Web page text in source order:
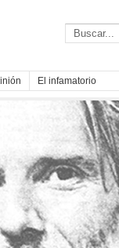
El infamatorio